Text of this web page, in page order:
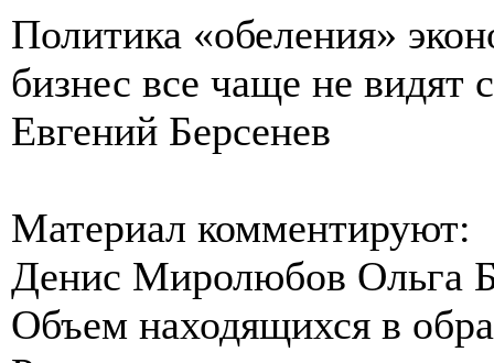
Политика «обеления»
бизнес все чаще не видят
Евгений Берсенев
Материал комментируют:
Денис Миролюбов Ольга
Объем находящихся в